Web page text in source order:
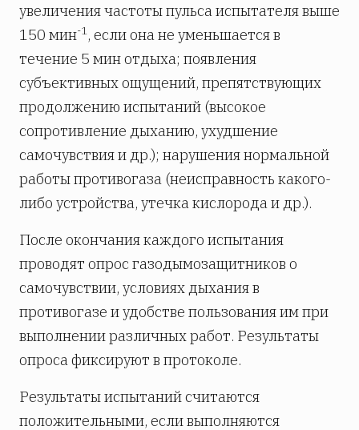
увеличения частоты пульса испытателя выше
150 мин-1, если она не уменьшается в
течение 5 мин отдыха; появления
субъективных ощущений, препятствующих
продолжению испытаний (высокое
сопротивление дыханию, ухудшение
самочувствия и др.); нарушения нормальной
работы противогаза (неисправность какого-
либо устройства, утечка кислорода и др.).
После окончания каждого испытания
проводят опрос газодымозащитников о
самочувствии, условиях дыхания в
противогазе и удобстве пользования им при
выполнении различных работ. Результаты
опроса фиксируют в протоколе.
Результаты испытаний считаются
положительными, если выполняются